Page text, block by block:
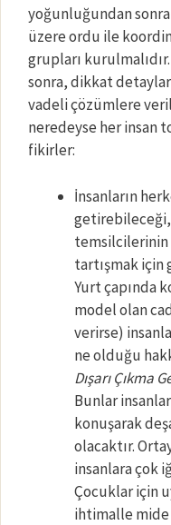
yoğunluğundan
üzere ordu ile
grupları
sonra, dikkat
vadeli çözümlere
neredeyse her insan
fikirler:
İnsanların
temsilcilerinin
tartışmak için
Yurt çapında
model olan
verirse)
ne olduğu
Dışarı Çıkma
Bunlar
konuşarak
olacaktır.
insanlara çok
Çocuklar için
ihtimalle mide